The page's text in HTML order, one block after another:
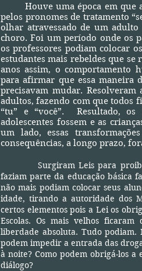
Houve uma época em que as
pelos pronomes de tratamento
olhar atravessado de um
choro. Foi um período onde os
os professores podiam colocar
estudantes mais rebeldes que se
anos assim, o comportamento
para afirmar que essa maneira
precisavam mudar.
adultos, fazendo com que todos
“tu” e “você”. Resultado,
adolescentes fossem e as
um lado, essas
consequências, a longo prazo,
Surgiram Leis para
faziam parte da educação básica
não mais podiam colocar seus
idade, tirando a autoridade dos
certos elementos pois a Lei os
Escolas. Os mais velhos
liberdade absoluta. Tudo podiam.
podem impedir a entrada das
à noite? Como podem obrigá-los
diálogo?